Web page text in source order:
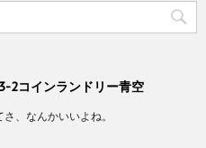
2コインランドリー青空
、なんかいいよね。